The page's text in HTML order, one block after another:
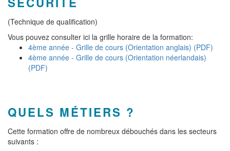
(Technique de qualification)
Vous pouvez consulter ici la grille horaire de la formation:
4ème année - Grille de cours (Orientation anglais) (PDF)
4ème année - Grille de cours (Orientation néerlandais)
(PDF)
QUELS MÉTIERS ?
Cette formation offre de nombreux débouchés dans les secteurs
suivants :